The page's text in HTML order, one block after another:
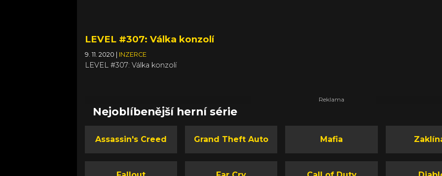
LEVEL #307: Válka konzolí
9. 11. 2020 INZERCE
LEVEL #307: Válka konzolí
Nejoblíbenější herní série
Assassin's Creed Grand Theft Auto Mafia